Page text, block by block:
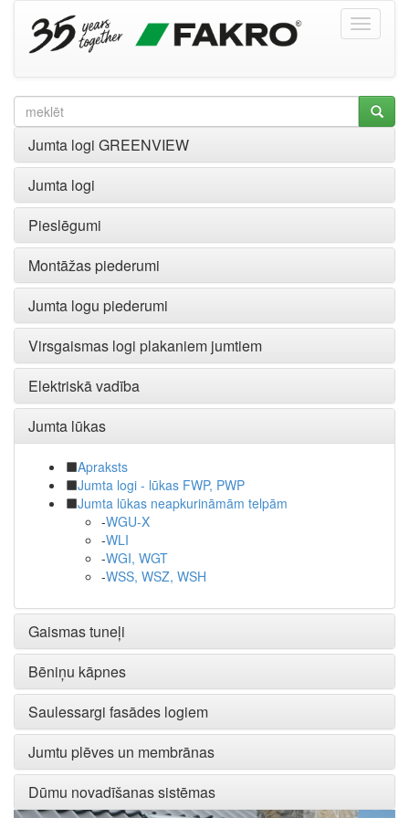
Jumta logi GREENVIEW
Jumta logi
Pieslēgumi
Montāžas piederumi
Jumta logu piederumi
Virsgaismas logi plakaniem jumtiem
Elektriskā vadība
Jumta lūkas
Apraksts
Jumta logi - lūkas FWP, PWP
Jumta lūkas neapkurināmām telpām
-WGU-X
-WLI
-WGI, WGT
-WSS, WSZ, WSH
Gaismas tuneļi
Bēniņu kāpnes
Saulessargi fasādes logiem
Jumtu plēves un membrānas
Dūmu novadīšanas sistēmas